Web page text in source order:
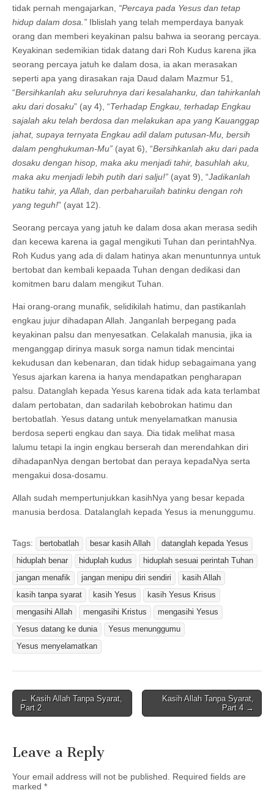
tidak pernah mengajarkan, “Percaya pada Yesus dan tetap
hidup dalam dosa.” Iblislah yang telah memperdaya banyak
orang dan memberi keyakinan palsu bahwa ia seorang percaya.
Keyakinan sedemikian tidak datang dari Roh Kudus karena jika
seorang percaya jatuh ke dalam dosa, ia akan merasakan
seperti apa yang dirasakan raja Daud dalam Mazmur 51,
“Bersihkanlah aku seluruhnya dari kesalahanku, dan tahirkanlah
aku dari dosaku” (ay 4), “Terhadap Engkau, terhadap Engkau
sajalah aku telah berdosa dan melakukan apa yang Kauanggap
jahat, supaya ternyata Engkau adil dalam putusan-Mu, bersih
dalam penghukuman-Mu” (ayat 6), “Bersihkanlah aku dari pada
dosaku dengan hisop, maka aku menjadi tahir, basuhlah aku,
maka aku menjadi lebih putih dari salju!” (ayat 9), “Jadikanlah
hatiku tahir, ya Allah, dan perbaharuilah batinku dengan roh
yang teguh!” (ayat 12).
Seorang percaya yang jatuh ke dalam dosa akan merasa sedih
dan kecewa karena ia gagal mengikuti Tuhan dan perintahNya.
Roh Kudus yang ada di dalam hatinya akan menuntunnya untuk
bertobat dan kembali kepaada Tuhan dengan dedikasi dan
komitmen baru dalam mengikut Tuhan.
Hai orang-orang munafik, selidikilah hatimu, dan pastikanlah
engkau jujur dihadapan Allah. Janganlah berpegang pada
keyakinan palsu dan menyesatkan. Celakalah manusia, jika ia
menganggap dirinya masuk sorga namun tidak mencintai
kekudusan dan kebenaran, dan tidak hidup sebagaimana yang
Yesus ajarkan karena ia hanya mendapatkan pengharapan
palsu. Datanglah kepada Yesus karena tidak ada kata terlambat
dalam pertobatan, dan sadarilah kebobrokan hatimu dan
bertobatlah. Yesus datang untuk menyelamatkan manusia
berdosa seperti engkau dan saya. Dia tidak melihat masa
lalumu tetapi Ia ingin engkau berserah dan merendahkan diri
dihadapanNya dengan bertobat dan peraya kepadaNya serta
mengakui dosa-dosamu.
Allah sudah mempertunjukkan kasihNya yang besar kepada
manusia berdosa. Datalanglah kepada Yesus ia menunggumu.
Tags: bertobatlah besar kasih Allah
datanglah kepada Yesus
hiduplah benar
hiduplah kudus
hiduplah sesuai perintah Tuhan
jangan menafik
jangan menipu diri sendiri
kasih Allah
kasih tanpa syarat
kasih Yesus
kasih Yesus Krisus
mengasihi Allah
mengasihi Kristus
mengasihi Yesus
Yesus datang ke dunia
Yesus menunggumu
Yesus menyelamatkan
Post
navigation
← Kasih Allah Tanpa Syarat,
Part 2
Kasih Allah Tanpa Syarat,
Part 4 →
Leave a Reply
Your email address will not be published.
Required fields are
marked *